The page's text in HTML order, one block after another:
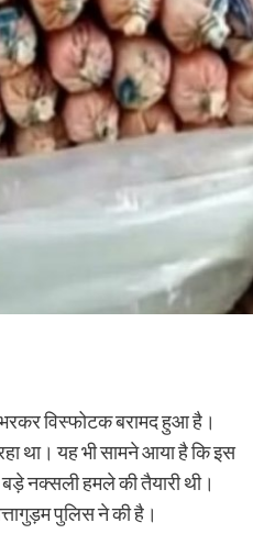
भरकर विस्फोटक बरामद हुआ है।
था। यह भी सामने आया है कि इस
नक्सली हमले की तैयारी थी।
पुलिस ने की है।